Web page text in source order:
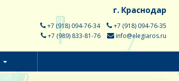
г. Краснодар
+7 (918) 094-76-34
+7 (918) 094-76-35
+7 (989) 833-81-76
info@elegiaros.ru